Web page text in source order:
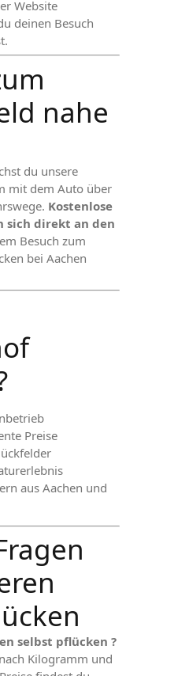
Website
deinen Besuch
nahe
du unsere
mit dem Auto über
Kostenlose
sich direkt an den
Besuch zum
bei Aachen
Preise
aus Aachen und
selbst pflücken ?
Kilogramm und